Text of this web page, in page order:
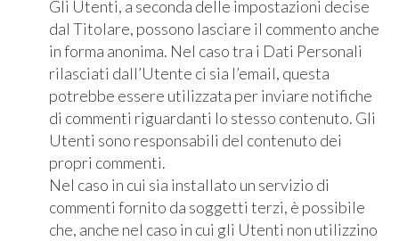
Gli Utenti, a seconda delle impostazioni decise
dal Titolare, possono lasciare il commento anche
in forma anonima. Nel caso tra i Dati Personali
rilasciati dall’Utente ci sia l’email, questa
potrebbe essere utilizzata per inviare notifiche
di commenti riguardanti lo stesso contenuto. Gli
Utenti sono responsabili del contenuto dei
propri commenti.
Nel caso in cui sia installato un servizio di
commenti fornito da soggetti terzi, è possibile
che, anche nel caso in cui gli Utenti non utilizzino